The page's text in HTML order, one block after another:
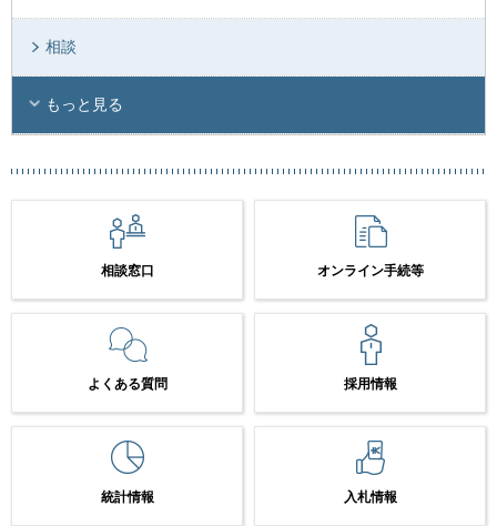
相談
もっと見る
相談窓口 オンライン手続等
よくある質問 採用情報
統計情報 入札情報